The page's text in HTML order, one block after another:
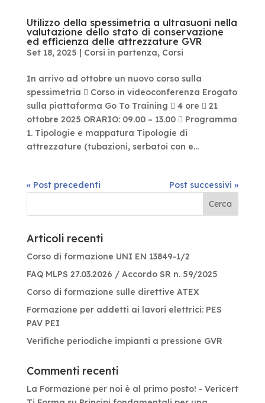
Utilizzo della spessimetria a ultrasuoni nella
valutazione dello stato di conservazione
ed efficienza delle attrezzature GVR
Set 18, 2025 | Corsi in partenza, Corsi
In arrivo ad ottobre un nuovo corso sulla
spessimetria  Corso in videoconferenza Erogato
sulla piattaforma Go To Training  4 ore  21
ottobre 2025 ORARIO: 09.00 – 13.00  Programma
1. Tipologie e mappatura Tipologie di
attrezzature (tubazioni, serbatoi con e...
« Post precedenti Post successivi »
Articoli recenti
Corso di formazione UNI EN 13849-1/2
FAQ MLPS 27.03.2026 / Accordo SR n. 59/2025
Corso di formazione sulle direttive ATEX
Formazione per addetti ai lavori elettrici: PES
PAV PEI
Verifiche periodiche impianti a pressione GVR
Commenti recenti
La Formazione per noi è al primo posto! - Vericert